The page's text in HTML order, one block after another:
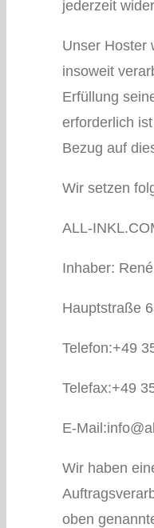
jederzeit
Unser Hoster
insoweit
Erfüllung
erforderlich
Bezug auf
Wir setzen
ALL-
Inhaber:
Hauptstraße
Telefon:+49
Telefax:+49
E-
Wir haben
oben